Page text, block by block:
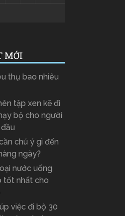
MỚI
thụ bao nhiêu
tập xen kẽ đi
bộ cho người
chú ý gì đến
ngày?
nước uống
tốt nhất cho
việc đi bộ 30